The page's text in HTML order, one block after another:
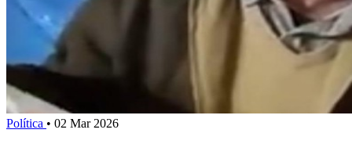
Política • 02 Mar 2026